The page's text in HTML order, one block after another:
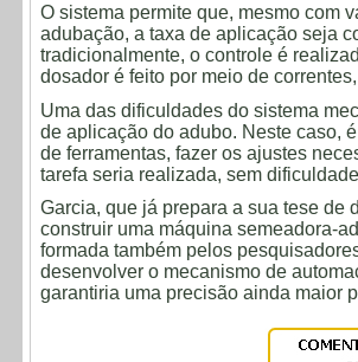
O sistema permite que, mesmo com
adubação, a taxa de aplicação seja
tradicionalmente, o controle é
dosador é feito por meio de
Uma das dificuldades do sistema
de aplicação do adubo. Neste caso,
de ferramentas, fazer os ajustes
tarefa seria realizada, sem
Garcia, que já prepara a sua tese de
construir uma máquina semeadora-
formada também pelos
desenvolver o mecanismo de
garantiria uma precisão ainda maior